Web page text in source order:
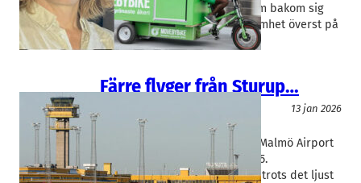
tidigare års finansiella problem bakom sig
har vd Fredrik Videlycka lönsamhet överst på
agendan.
Färre flyger från Sturup…
13 jan 2026
Malmö Airport
Nils Funke
Antalet resenärer till och från Malmö Airport
fortsatte att minska under 2025.
Flygplatschefen Nils Funke ser trots det ljust